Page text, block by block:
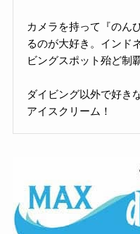
カメラを持って『のん
るのが大好き。インド
ビングスポット殆ど制
ダイビング以外で好
アイスクリーム！